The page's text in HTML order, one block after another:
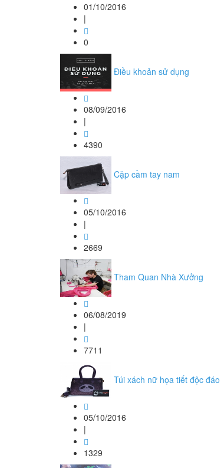
01/10/2016
|
0
Điều khoản sử dụng
08/09/2016
|
4390
Cặp cầm tay nam
05/10/2016
|
2669
Tham Quan Nhà Xưởng
06/08/2019
|
7711
Túi xách nữ họa tiết độc đáo
05/10/2016
|
1329